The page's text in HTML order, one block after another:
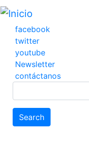
Pasar
contenido
principal
facebook
twitter
youtube
Newsletter
contáctanos
Search